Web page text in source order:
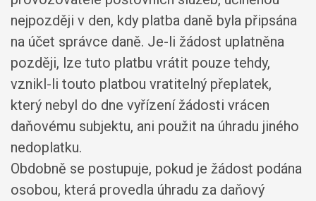
nejpozději v den, kdy platba daně byla připsána
na účet správce daně. Je-li žádost uplatněna
později, lze tuto platbu vrátit pouze tehdy,
vznikl-li touto platbou vratitelný přeplatek,
který nebyl do dne vyřízení žádosti vrácen
daňovému subjektu, ani použit na úhradu jiného
nedoplatku.
Obdobně se postupuje, pokud je žádost podána
osobou, která provedla úhradu za daňový